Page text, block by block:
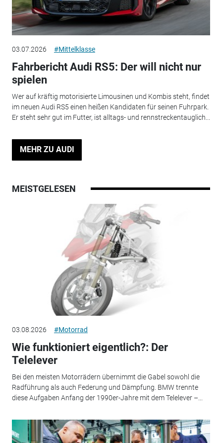
03.07.2026 #Mittelklasse
Fahrbericht Audi RS5: Der will nicht nur
spielen
Wer auf kräftig motorisierte Limousinen und Kombis steht, findet
im neuen Audi RS5 einen heißen Kandidaten für seinen Fuhrpark.
Er steht sehr gut im Futter, ist alltags- und rennstreckentauglich...
MEHR ZU AUDI
MEISTGELESEN
03.08.2026 #Motorrad
Wie funktioniert eigentlich?: Der
Telelever
Bei den meisten Motorrädern übernimmt die Gabel sowohl die
Radführung als auch Federung und Dämpfung. BMW trennte
diese Aufgaben Anfang der 1990er-Jahre mit dem Telelever –...